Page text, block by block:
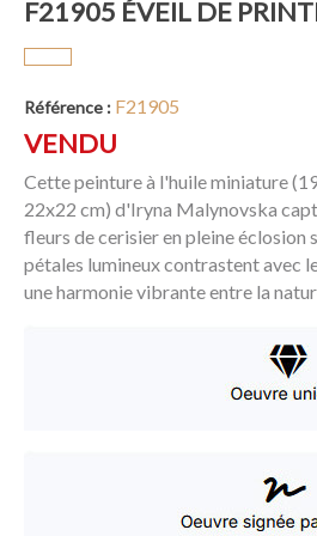
F21905 ÉVEIL DE
Référence : F21905
VENDU
Cette peinture à l'huile miniature
22x22 cm) d'Iryna Malynovska
fleurs de cerisier en pleine éclosion
pétales lumineux contrastent avec
une harmonie vibrante entre la